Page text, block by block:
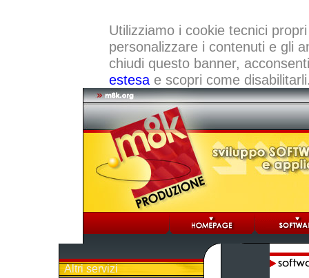
Utilizziamo i cookie tecnici
personalizzare i contenuti e gli
chiudi questo banner,
estesae scopri come
Altri servizi